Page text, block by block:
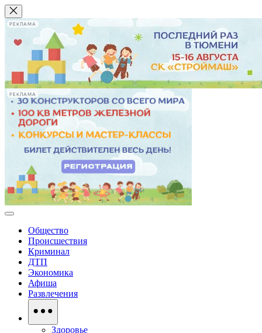
РЕКЛАМА
РЕКЛАМА
Общество
Происшествия
Криминал
ДТП
Экономика
Афиша
Развлечения
Здоровье